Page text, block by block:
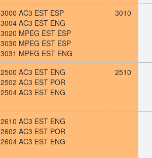
3000 AC3 EST ESP
3004 AC3 EST ENG
3020 MPEG EST ESP
3030 MPEG EST ESP
3031 MPEG EST ENG
3010
2500 AC3 EST ENG
2502 AC3 EST POR
2504 AC3 EST ENG
2510
2610 AC3 EST ENG
2602 AC3 EST POR
2604 AC3 EST ENG